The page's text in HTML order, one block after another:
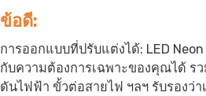
ข้อดี:
การออกแบบที่ปรับแต่งได้: LED
กับความต้องการเฉพาะของคุณได้ ร
ดันไฟฟ้า ขั้วต่อสายไฟ ฯลฯ รับรองว่